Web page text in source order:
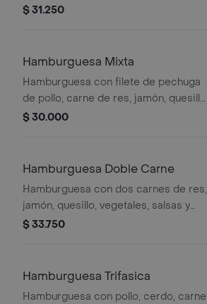
queso.
$ 31.250
Hamburguesa Mixta
Hamburguesa con filete de pechuga
de pollo, carne de res, jamón, quesillo,
verduras y salsas.
$ 30.000
Hamburguesa Doble Carne
Hamburguesa con dos carnes de res,
jamón, quesillo, vegetales, salsas y
rodajas de pepinillo.
$ 33.750
Hamburguesa Trifasica
Hamburguesa con pollo, cerdo, carne